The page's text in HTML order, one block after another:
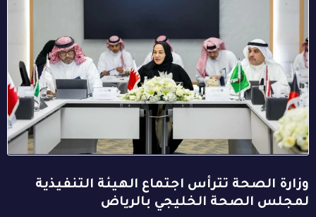
وزارة الصحة تترأس اجتماع الهيئة التنفيذية
لمجلس الصحة الخليجي بالرياض